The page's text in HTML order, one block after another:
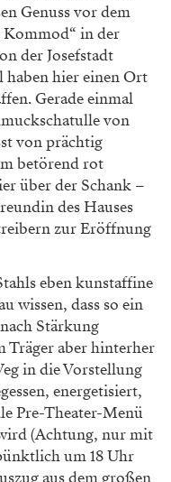
Ferdinand und
heute. Inzwischen
womit das